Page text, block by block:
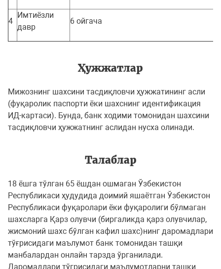
4
Имтиёзли
давр
6 ойгача
Ҳужжатлар
Мижознинг шахсини тасдиқловчи ҳужжатининг асли
(фуқаролик паспорти ёки шахснинг идентификация
ИД-картаси). Бунда, банк ходими томонидан шахсини
тасдиқловчи ҳужжатнинг аслидан нусха олинади.
Талаблар
18 ёшга тўлган 65 ёшдан ошмаган Ўзбекистон
Республикаси ҳудудида доимий яшаётган Ўзбекистон
Республикаси фуқаролари ёки фуқаролиги бўлмаган
шахсларга Қарз олувчи (биргаликда қарз олувчилар,
жисмоний шахс бўлган кафил шахс)нинг даромадлари
тўғрисидаги маълумот банк томонидан ташқи
манбалардан онлайн тарзда ўрганилади.
Даромадлари тўгрисидаги маълумотларни ташқи